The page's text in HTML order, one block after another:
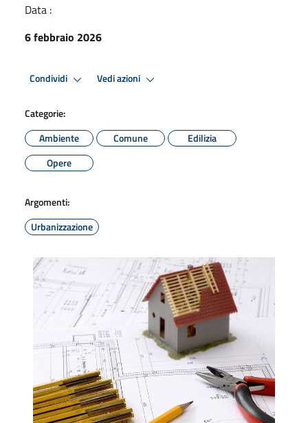
Data :
6 febbraio 2026
Condividi Vedi azioni
Categorie:
Ambiente
Comune
Edilizia
Opere
Argomenti:
Urbanizzazione